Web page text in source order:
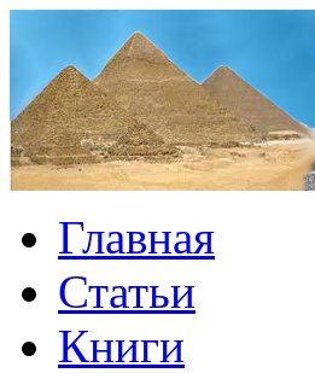
Главная
Статьи
Книги